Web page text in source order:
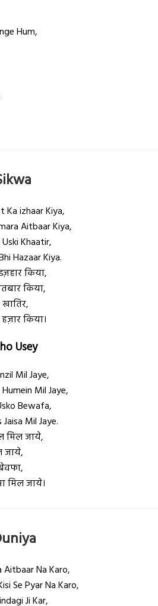
Hum,
Ka izhaar Kiya,
Aitbaar Kiya,
Khaatir,
Hazaar Kiya.
किया,
किया,
किया।
Usey
Mil Jaye,
Mil Jaye,
Bewafa,
Mil Jaye.
मिल जाये,
जाये,
मिल जाये।
Aitbaar Na Karo,
Se Pyar Na Karo,
Ji Kar,